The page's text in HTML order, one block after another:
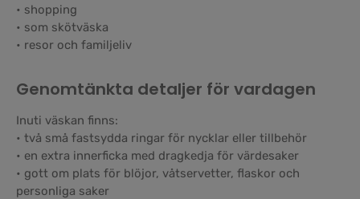
• shopping
• som skötväska
• resor och familjeliv
Genomtänkta detaljer för vardagen
Inuti väskan finns:
• två små fastsydda ringar för nycklar eller tillbehör
• en extra innerficka med dragkedja för värdesaker
• gott om plats för blöjor, våtservetter, flaskor och
personliga saker